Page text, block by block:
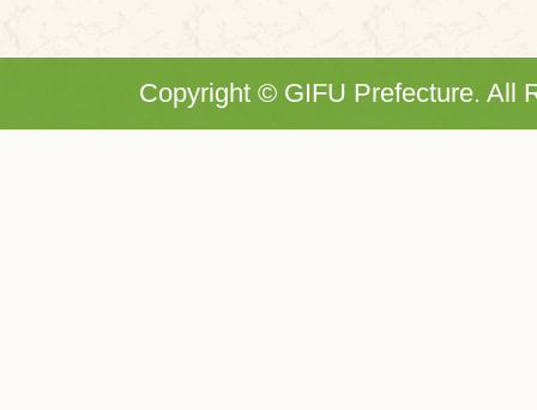
Copyright © GIFU Prefecture. All